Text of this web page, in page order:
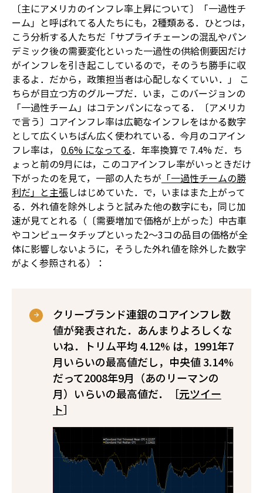
〔主にアメリカのインフレ率上昇について〕「一過性チ
ーム」と呼ばれてる人たちにも，2種類ある．ひとつは，
こう分析する人たちだ――「サプライチェーンの混乱やパン
デミック後の需要変化といった一過性の供給側要因だけ
がインフレを引き起こしているので，そのうち勝手に収
まるよ．だから，政策担当者は心配しなくていい．」 こ
ちらが目立つ方のグループだ．いま，このバージョンの
「一過性チーム」はコテンパンになってる．〔アメリカ
で言う〕コアインフレ率は広範なインフレをはかる数字
として広くいちばん広く使われている．今月のコアイン
フレ率は， 0.6% になってる．年率換算で 7.4% だ．ち
ょっと前の9月には，このコアインフレ率がいっときだけ
下がったのを見て，一部の人たちが 「一過性チームの勝
利だ」と主張しはじめていた．で，いまはまた上がって
る．外れ値を除外しようと試みた他の数字にも，同じ加
速が見てとれる（〔需要増加で価格が上がった〕中古車
やコンピュータチップといった2～3コの品目の価格が全
体に影響しないように，そうした外れ値を除外した数字
がよく参照される）：
クリーブランド連銀のコアインフレ数
値が発表された．あんまりよろしくな
いね．トリム平均 4.12% は，1991年7
月いらいの最高値だし，中央値 3.14%
だって2008年9月（あのリーマンの
月）いらいの最高値だ．［元ツイー
ト］